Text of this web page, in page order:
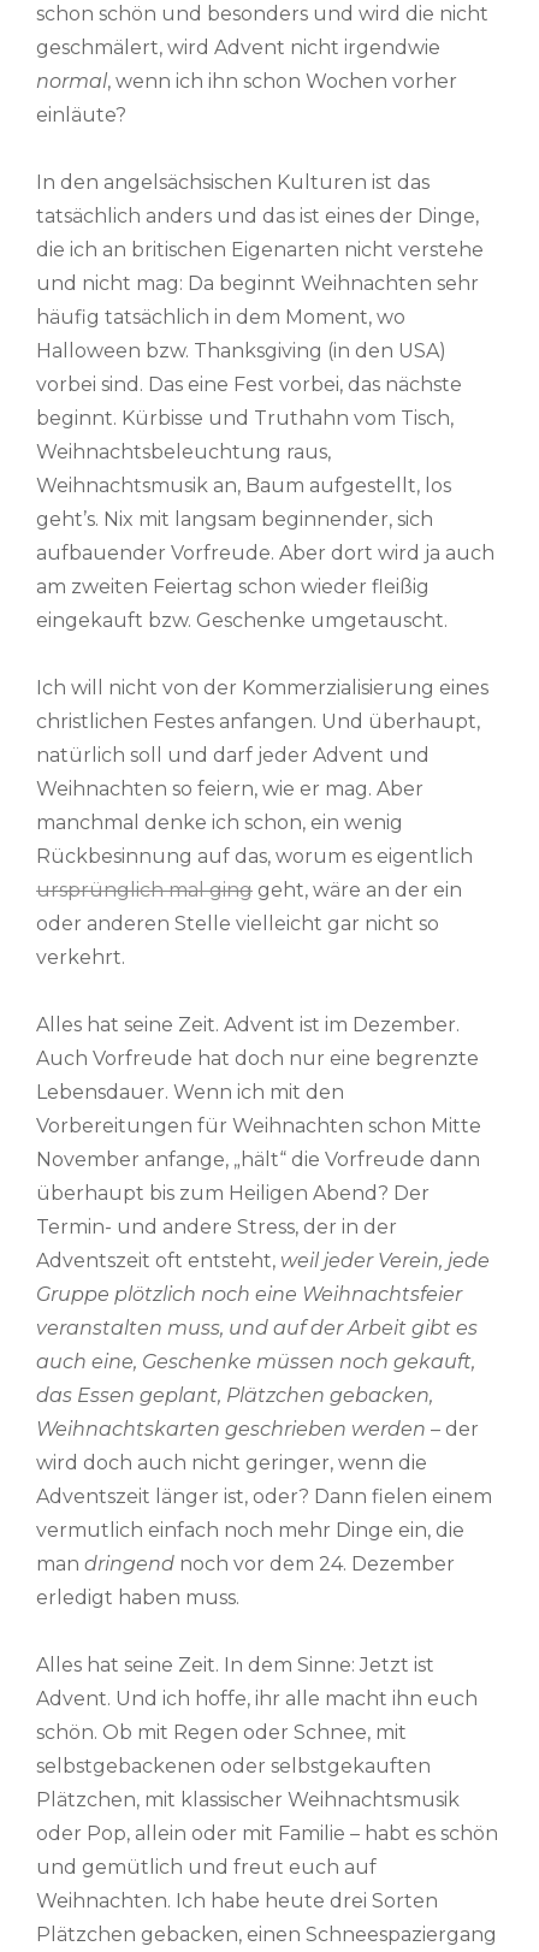
schon schön und besonders und wird die nicht
geschmälert, wird Advent nicht irgendwie
normal, wenn ich ihn schon Wochen vorher
einläute?
In den angelsächsischen Kulturen ist das
tatsächlich anders und das ist eines der Dinge,
die ich an britischen Eigenarten nicht verstehe
und nicht mag: Da beginnt Weihnachten sehr
häufig tatsächlich in dem Moment, wo
Halloween bzw. Thanksgiving (in den USA)
vorbei sind. Das eine Fest vorbei, das nächste
beginnt. Kürbisse und Truthahn vom Tisch,
Weihnachtsbeleuchtung raus,
Weihnachtsmusik an, Baum aufgestellt, los
geht’s. Nix mit langsam beginnender, sich
aufbauender Vorfreude. Aber dort wird ja auch
am zweiten Feiertag schon wieder fleißig
eingekauft bzw. Geschenke umgetauscht.
Ich will nicht von der Kommerzialisierung eines
christlichen Festes anfangen. Und überhaupt,
natürlich soll und darf jeder Advent und
Weihnachten so feiern, wie er mag. Aber
manchmal denke ich schon, ein wenig
Rückbesinnung auf das, worum es eigentlich
ursprünglich mal ging geht, wäre an der ein
oder anderen Stelle vielleicht gar nicht so
verkehrt.
Alles hat seine Zeit. Advent ist im Dezember.
Auch Vorfreude hat doch nur eine begrenzte
Lebensdauer. Wenn ich mit den
Vorbereitungen für Weihnachten schon Mitte
November anfange, „hält“ die Vorfreude dann
überhaupt bis zum Heiligen Abend? Der
Termin- und andere Stress, der in der
Adventszeit oft entsteht, weil jeder Verein, jede
Gruppe plötzlich noch eine Weihnachtsfeier
veranstalten muss, und auf der Arbeit gibt es
auch eine, Geschenke müssen noch gekauft,
das Essen geplant, Plätzchen gebacken,
Weihnachtskarten geschrieben werden – der
wird doch auch nicht geringer, wenn die
Adventszeit länger ist, oder? Dann fielen einem
vermutlich einfach noch mehr Dinge ein, die
man dringend noch vor dem 24. Dezember
erledigt haben muss.
Alles hat seine Zeit. In dem Sinne: Jetzt ist
Advent. Und ich hoffe, ihr alle macht ihn euch
schön. Ob mit Regen oder Schnee, mit
selbstgebackenen oder selbstgekauften
Plätzchen, mit klassischer Weihnachtsmusik
oder Pop, allein oder mit Familie – habt es schön
und gemütlich und freut euch auf
Weihnachten. Ich habe heute drei Sorten
Plätzchen gebacken, einen Schneespaziergang